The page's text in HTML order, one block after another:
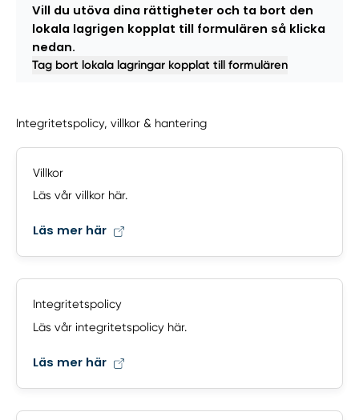
Vill du utöva dina rättigheter och ta bort den
lokala lagrigen kopplat till formulären så klicka
nedan.
Tag bort lokala lagringar kopplat till formulären
Integritetspolicy, villkor & hantering
Villkor
Läs vår villkor här.
Läs mer här
Integritetspolicy
Läs vår integritetspolicy här.
Läs mer här